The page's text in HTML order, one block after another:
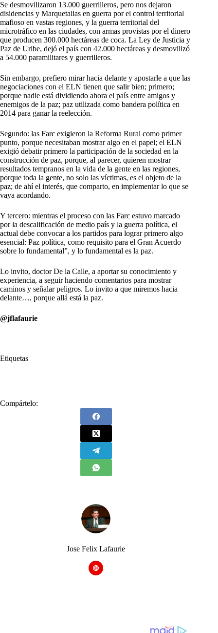
Se desmovilizaron 13.000 guerrilleros, pero nos dejaron
disidencias y Marquetalias en guerra por el control territorial
mafioso en vastas regiones, y la guerra territorial del
microtráfico en las ciudades, con armas provistas por el dinero
que producen 300.000 hectáreas de coca. La Ley de Justicia y
Paz de Uribe, dejó el país con 42.000 hectáreas y desmovilizó
a 54.000 paramilitares y guerrilleros.
Sin embargo, prefiero mirar hacia delante y apostarle a que las
negociaciones con el ELN tienen que salir bien; primero;
porque nadie está dividiendo ahora el país entre amigos y
enemigos de la paz; paz utilizada como bandera política en
2014 para ganar la reelección.
Segundo: las Farc exigieron la Reforma Rural como primer
punto, porque necesitaban mostrar algo en el papel; el ELN
exigió debatir primero la participación de la sociedad en la
construcción de paz, porque, al parecer, quieren mostrar
resultados tempranos en la vida de la gente en las regiones,
porque toda la gente, no solo las víctimas, es el objeto de la
paz; de ahí el interés, que comparto, en implementar lo que se
vaya acordando.
Y tercero: mientras el proceso con las Farc estuvo marcado
por la descalificación de medio país y la guerra política, el
actual debe convocar a los partidos para lograr primero algo
esencial: Paz política, como requisito para el Gran Acuerdo
sobre lo fundamental”, y lo fundamental es la paz.
Lo invito, doctor De la Calle, a aportar su conocimiento y
experiencia, a seguir haciendo comentarios para mostrar
caminos y señalar peligros. Lo invito a que miremos hacia
delante…, porque allá está la paz.
@jflafaurie
Etiquetas
Compártelo:
Jose Felix Lafaurie